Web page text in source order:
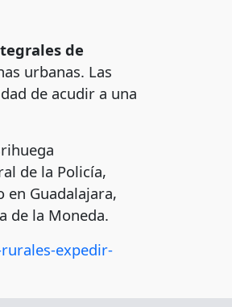
de
urbanas. Las
de acudir a una
de la Policía,
en Guadalajara,
de la Moneda.
expedir-